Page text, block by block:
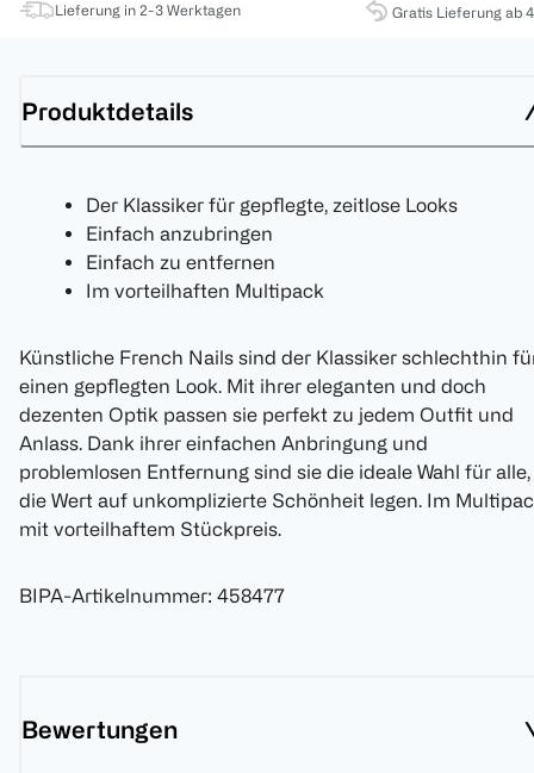
Lieferung in 2-3 Werktagen Gratis Lieferung ab
Produktdetails
Der Klassiker für gepflegte, zeitlose Looks
Einfach anzubringen
Einfach zu entfernen
Im vorteilhaften Multipack
Künstliche French Nails sind der Klassiker schlechthin
einen gepflegten Look. Mit ihrer eleganten und doch
dezenten Optik passen sie perfekt zu jedem Outfit und
Anlass. Dank ihrer einfachen Anbringung und
problemlosen Entfernung sind sie die ideale Wahl für alle,
die Wert auf unkomplizierte Schönheit legen. Im
mit vorteilhaftem Stückpreis.
BIPA-Artikelnummer: 458477
Bewertungen